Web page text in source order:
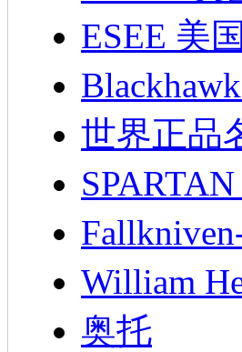
ESEE 美
世界正品
William
奥托